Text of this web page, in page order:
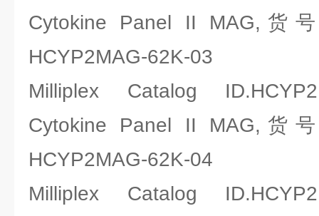
Cytokine Panel II MAG,货
HCYP2MAG-62K-03
Milliplex Catalog
Cytokine Panel II MAG,货
HCYP2MAG-62K-04
Milliplex Catalog